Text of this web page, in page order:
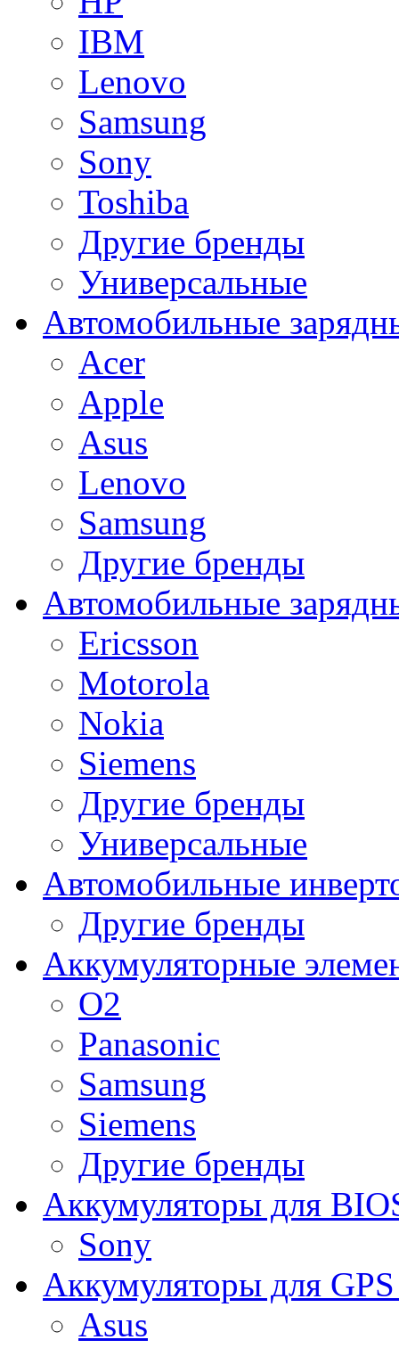
IBM
Lenovo
Samsung
Sony
Toshiba
Другие бренды
Универсальные
Автомобильные
Acer
Apple
Asus
Lenovo
Samsung
Другие бренды
Автомобильные
Ericsson
Motorola
Nokia
Siemens
Другие бренды
Универсальные
Автомобильные
Другие бренды
Аккумуляторные
O2
Panasonic
Samsung
Siemens
Другие бренды
Аккумуляторы для
Sony
Аккумуляторы для GPS
Asus